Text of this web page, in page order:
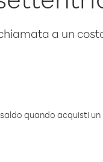
a un
quando acquisti